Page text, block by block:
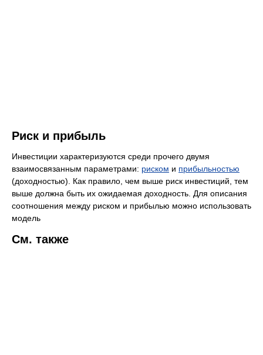
Риск и прибыль
Инвестиции характеризуются среди прочего двумя
взаимосвязанным параметрами: риском и прибыльностью
(доходностью). Как правило, чем выше риск инвестиций, тем
выше должна быть их ожидаемая доходность. Для описания
соотношения между риском и прибылью можно использовать
модель
См. также